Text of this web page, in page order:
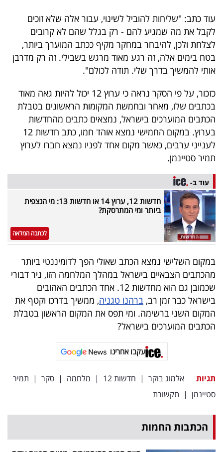
40
שיתופי
פעולה
דרושים
ניוזלטרים
מייל
אדום
פרסמו
עקבו
אחרינו:
עוד כתב: "שליחות להוביל לשינוי, עבור אלה שלא זוכים
לקבל את מה שמגיע להם - רק בגלל שהם לא קרובים
לצלחת ולכן, להיבחר במחקר מקיף ככתב המוערך ביותר,
בטח בימים אלה, זה רגע מאוד מרגש בשבילי. זה רק מדרבן
אותי להמשיך בדרך שלי. תודה לכולם".
כזכור, על פי הסקר נראה כי ערוץ 12 יכול להיות גאה מאוד
בכתבים שלו, מאחר ובחמשת המקומות הראשונים בטבלת
הכתבים המוערכים בישראל, נמצאים כתבים מהחדשות
בערוץ. במקום החמישי נמצא אוהד חמו, כתב חדשות 12
לענייני ערבים, כאשר מקום אחד לפניו נמצא חברו לערוץ
תמיר סטיינמן.
עוד ב-
חדשות 12, ערוץ 14 או חדשות 13: מי הנצפית
ביותר ומי המתרסקת?
לכתבה המלאה
במקום השלישי נמצא הכתב שאולי הפך לדומיננטי ביותר
מהכתבים הצבאיים בישראל במהלך המלחמה הזו, ניר דבורי
שכמובן גם הוא מחדשות 12. אחד הכתבים האהובים
בישראל כבר זמן רב, ברהנו טגניה, ממשיך בדרכו וקטף את
המקום השני ברשימה. ומי תפס את המקום הראשון בטבלת
הכתבים המוערכים בישראל?
עקבו אחרינו
תגיות אלמוג בוקר | חדשות 12 | מלחמה | סקר | תמיר
סטיינמן | תקשורת
הכתבות החמות